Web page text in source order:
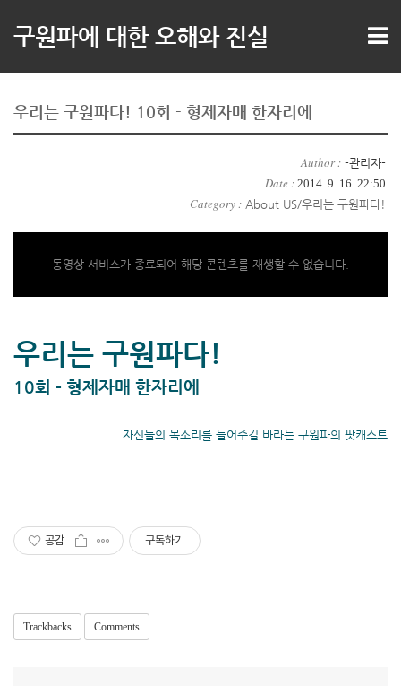
구원파에 대한 오해와 진실
우리는 구원파다! 10회 - 형제자매 한자리에
Author : -관리자-
Date : 2014. 9. 16. 22:50
Category : About US/우리는 구원파다!
동영상 서비스가 종료되어 해당 콘텐츠를 재생할 수 없습니다.
우리는 구원파다!
10회 - 형제자매 한자리에
자신들의 목소리를 들어주길 바라는 구원파의 팟캐스트
공감 구독하기
Trackbacks Comments